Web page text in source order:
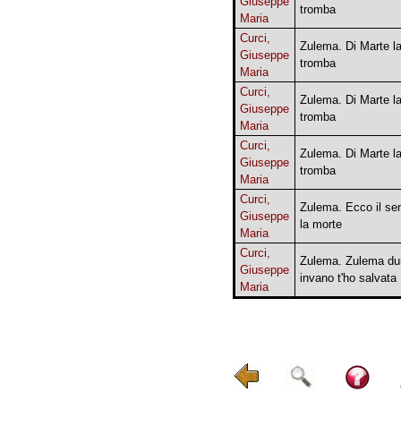
Maria
tromba
Curci,
Giuseppe
Maria
Zulema. Di Marte la
tromba
Curci,
Giuseppe
Maria
Zulema. Di Marte la
tromba
Curci,
Giuseppe
Maria
Zulema. Di Marte la
tromba
Curci,
Giuseppe
Maria
Zulema. Ecco il
la morte
Curci,
Giuseppe
Maria
Zulema. Zulema
invano t'ho salvata